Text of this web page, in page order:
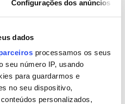
Configurações dos anúncios
dados
processamos os seus
seu número IP, usando
para guardarmos e
no seu dispositivo,
personalizados,
de Seguro de Doença (CESD)
Reservar